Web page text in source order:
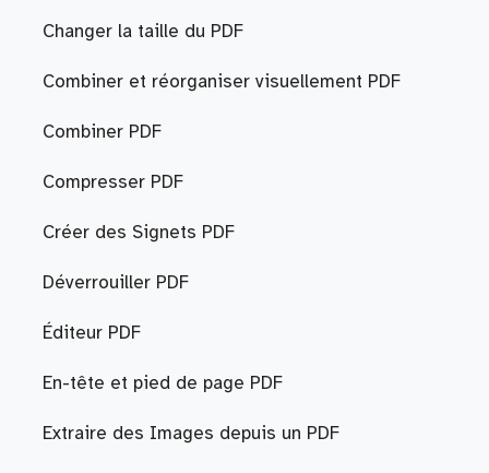
Changer la taille du PDF
Combiner et réorganiser visuellement PDF
Combiner PDF
Compresser PDF
Créer des Signets PDF
Déverrouiller PDF
Éditeur PDF
En-tête et pied de page PDF
Extraire des Images depuis un PDF